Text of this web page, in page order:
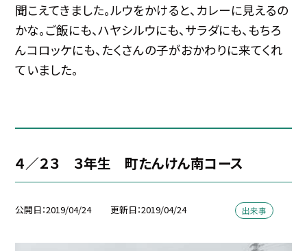
聞こえてきました。ルウをかけると、カレーに見えるの
かな。ご飯にも、ハヤシルウにも、サラダにも、もちろ
んコロッケにも、たくさんの子がおかわりに来てくれ
ていました。
４／２３ ３年生 町たんけん南コース
公開日 2019/04/24 更新日 2019/04/24 出来事